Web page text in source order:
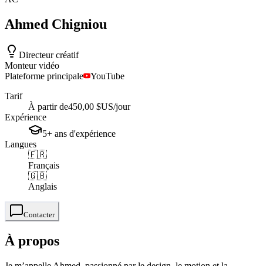
Ahmed Chigniou
Directeur créatif
Monteur vidéo
Plateforme principale
YouTube
Tarif
À partir de450,00 $US/jour
Expérience
5+ ans d'expérience
Langues
🇫🇷
Français
🇬🇧
Anglais
Contacter
À propos